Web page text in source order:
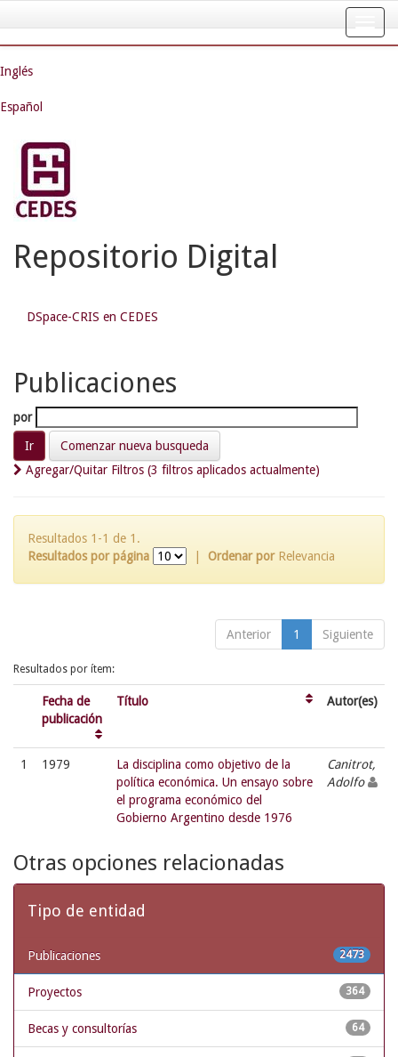
navigation
Inglés
Español
Repositorio Digital
DSpace-CRIS en CEDES
Publicaciones
por
Comenzar nueva busqueda
Agregar/Quitar Filtros (3 filtros aplicados actualmente)
Resultados 1-1 de 1.
Resultados por página
Ordenar por Relevancia
Anterior 1 Siguiente
Resultados por ítem:
Fecha de
publicación
Título Autor(es)
1 1979
La disciplina como objetivo de la
política económica. Un ensayo sobre
el programa económico del
Gobierno Argentino desde 1976
Canitrot,
Adolfo
Otras opciones relacionadas
Tipo de entidad
2473
Publicaciones
364
Proyectos
64
Becas y consultorías